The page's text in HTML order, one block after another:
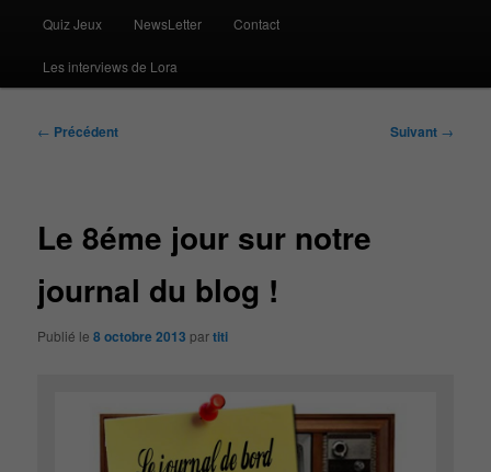
Quiz Jeux NewsLetter Contact
Les interviews de Lora
Navigation
← Précédent Suivant →
Le 8éme jour sur notre
journal du blog !
Publié le8 octobre 2013 partiti